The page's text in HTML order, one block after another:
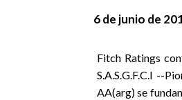
6 de junio de
Fitch Ratings
S.A.S.G.F.C.I --
AA(arg) se